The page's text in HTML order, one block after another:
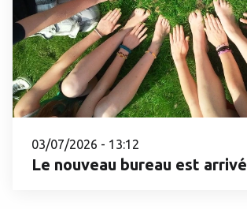
03/07/2026 - 13:12
Le nouveau bureau est arrivé